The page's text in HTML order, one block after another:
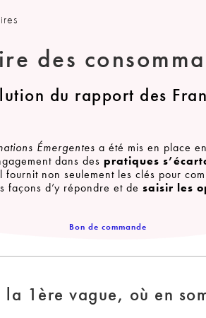
des
du rapport des
Émergentes a été mis en place
dans des pratiques
non seulement les clés pour
façons d’y répondre et de saisir les
Bon de commande
1ère vague, où en